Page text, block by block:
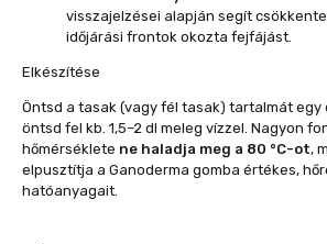
visszajelzései alapján segít
időjárási frontok okozta fejfájást.
Elkészítése
Öntsd a tasak (vagy fél tasak) tartalmát egy
öntsd fel kb. 1,5–2 dl meleg vízzel. Nagyon
hőmérséklete ne haladja meg a 80 °C-ot,
elpusztítja a Ganoderma gomba értékes,
hatóanyagait.